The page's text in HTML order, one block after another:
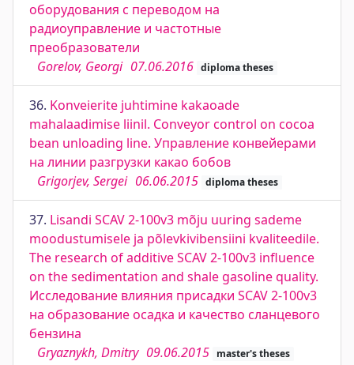
оборудования с переводом на
радиоуправление и частотные
преобразователи
Gorelov, Georgi 07.06.2016 diploma theses
36. Konveierite juhtimine kakaoade
mahalaadimise liinil. Conveyor control on cocoa
bean unloading line. Управление конвейерами
на линии разгрузки какао бобов
Grigorjev, Sergei 06.06.2015 diploma theses
37. Lisandi SCAV 2-100v3 mõju uuring sademe
moodustumisele ja põlevkivibensiini kvaliteedile.
The research of additive SCAV 2-100v3 influence
on the sedimentation and shale gasoline quality.
Исследование влияния присадки SCAV 2-100v3
на образование осадка и качество сланцевого
бензина
Gryaznykh, Dmitry 09.06.2015 master's theses